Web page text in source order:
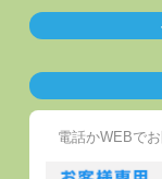
電話かWEBで